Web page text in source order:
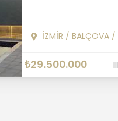
İZMİR / BALÇOVA/
₺29.500.000